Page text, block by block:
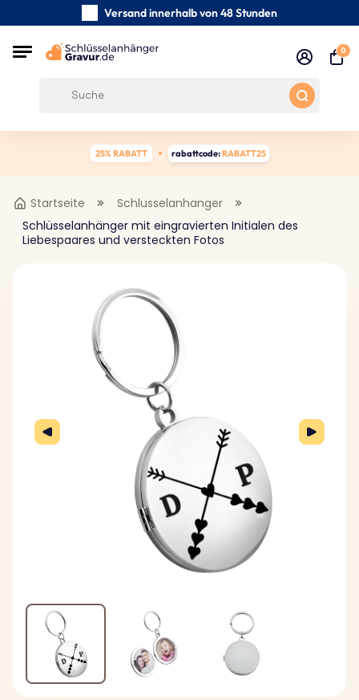
Versand innerhalb von 48 Stunden
0
25% RABATT rabattcode:RABATT25
Startseite
Schlusselanhanger
Schlüsselanhänger mit eingravierten Initialen des
Liebespaares und versteckten Fotos